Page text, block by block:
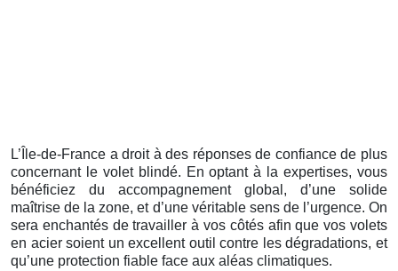
L’Île-de-France a droit à des réponses de confiance de plus
concernant le volet blindé. En optant à la expertises, vous
bénéficiez du accompagnement global, d’une solide
maîtrise de la zone, et d’une véritable sens de l’urgence. On
sera enchantés de travailler à vos côtés afin que vos volets
en acier soient un excellent outil contre les dégradations, et
qu’une protection fiable face aux aléas climatiques.